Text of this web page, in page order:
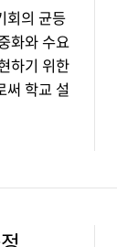
회의 균등
화와 수요
하기 위한
써 학교 설